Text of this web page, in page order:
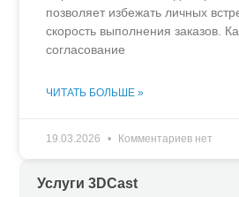
Услуги 3DCast
позволяет избежать личных
скорость выполнения заказов.
согласование
ЧИТАТЬ БОЛЬШЕ »
19.03.2026 Комментариев нет